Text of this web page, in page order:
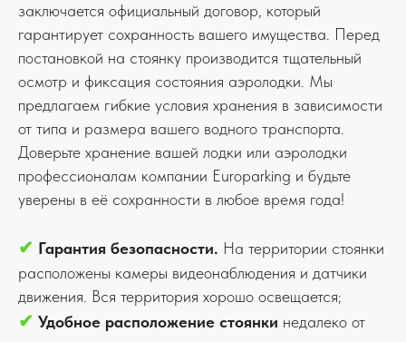
заключается официальный договор, который
гарантирует сохранность вашего имущества. Перед
постановкой на стоянку производится тщательный
осмотр и фиксация состояния аэролодки. Мы
предлагаем гибкие условия хранения в зависимости
от типа и размера вашего водного транспорта.
Доверьте хранение вашей лодки или аэролодки
профессионалам компании Europarking и будьте
уверены в её сохранности в любое время года!
✔ Гарантия безопасности. На территории стоянки
расположены камеры видеонаблюдения и датчики
движения. Вся территория хорошо освещается;
✔ Удобное расположение стоянки недалеко от